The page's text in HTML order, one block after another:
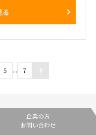
担当）
5 ... 7
料登録
企業の方
お問い合わせ